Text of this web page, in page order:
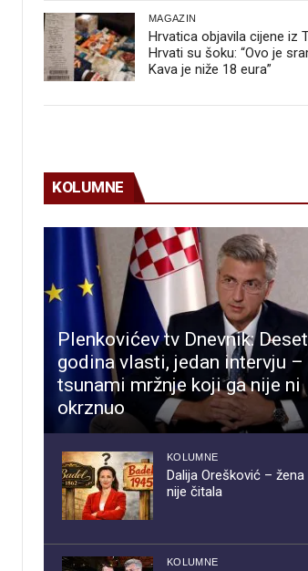
MAGAZIN
Hrvatica objavila cijene iz
Hrvati su šoku: “Ovo je
Kava je niže 18 eura”
KOLUMNE
Plenkovićev tv Dnevnik: Deset
godina vlasti, jedan intervju –
tsunami mržnje koji ga nije ni
okrznuo
KOLUMNE
Dalija Orešković –
nije čitala
KOLUMNE